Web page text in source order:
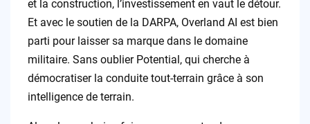
et la construction, l’investissement en vaut le détour.
Et avec le soutien de la DARPA, Overland AI est bien
parti pour laisser sa marque dans le domaine
militaire. Sans oublier Potential, qui cherche à
démocratiser la conduite tout-terrain grâce à son
intelligence de terrain.